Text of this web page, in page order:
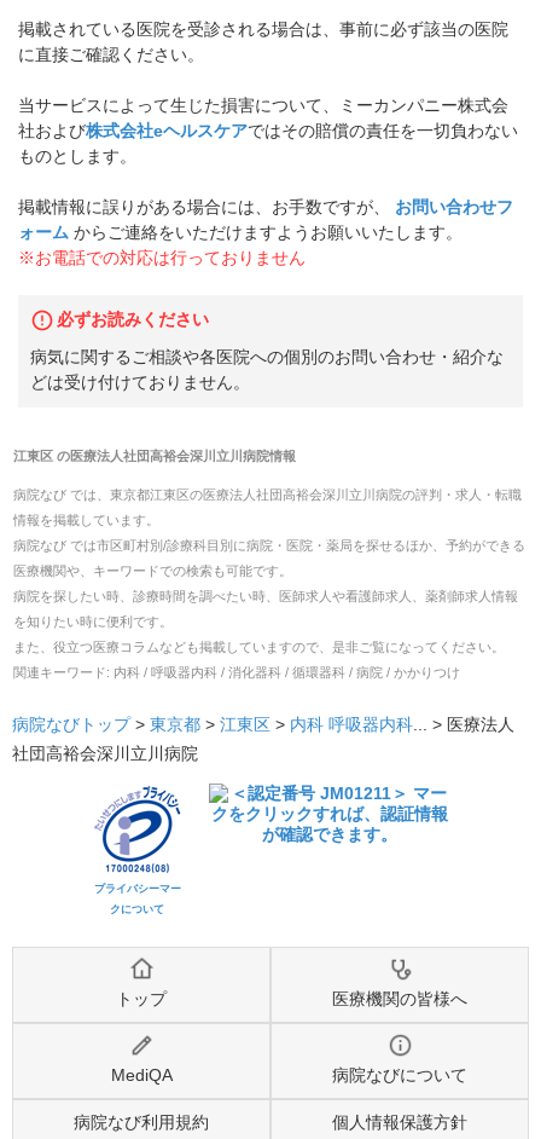
掲載されている医院を受診される場合は、事前に必ず該当の医院
に直接ご確認ください。
当サービスによって生じた損害について、ミーカンパニー株式会
社および株式会社eヘルスケアではその賠償の責任を一切負わない
ものとします。
掲載情報に誤りがある場合には、お手数ですが、
お問い合わせフ
ォーム からご連絡をいただけますようお願いいたします。
※お電話での対応は行っておりません
必ずお読みください
病気に関するご相談や各医院への個別のお問い合わせ・紹介な
どは受け付けておりません。
江東区 の医療法人社団高裕会深川立川病院情報
病院なび では、 東京都江東区の医療法人社団高裕会深川立川病院の評判・求人・転職
情報を掲載しています。
病院なび では市区町村別/診療科目別に病院・医院・薬局を探せるほか、予約ができる
医療機関や、キーワードでの検索も可能です。
病院を探したい時、診療時間を調べたい時、医師求人や看護師求人、薬剤師求人情報
を知りたい時に便利です。
また、役立つ医療コラムなども掲載していますので、是非ご覧になってください。
関連キーワード: 内科 / 呼吸器内科 / 消化器科 / 循環器科 / 病院 / かかりつけ
病院なびトップ > 東京都 > 江東区 > 内科 呼吸器内科 ... > 医療法人
社団高裕会深川立川病院
プライバシーマー
クについて
トップ 医療機関の皆様へ
MediQA 病院なびについて
病院なび利用規約 個人情報保護方針